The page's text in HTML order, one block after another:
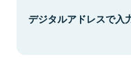
デジタルアドレスで入